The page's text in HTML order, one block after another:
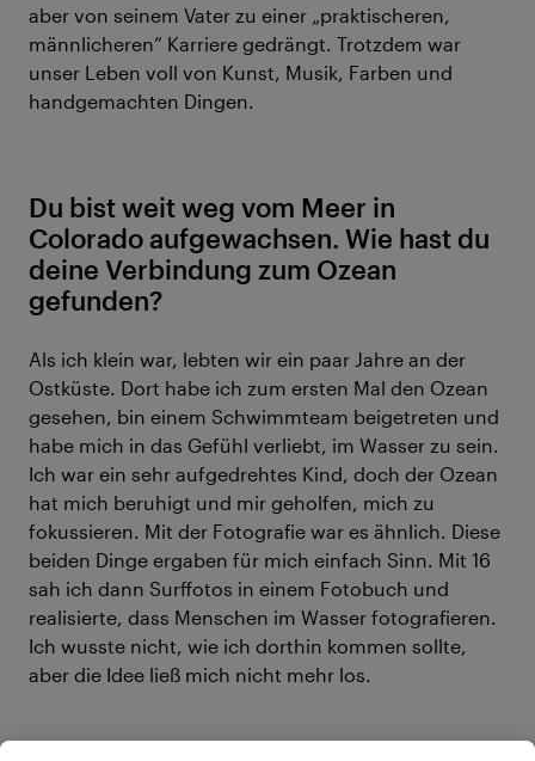
aber von seinem Vater zu einer „praktischeren,
männlicheren” Karriere gedrängt. Trotzdem war
unser Leben voll von Kunst, Musik, Farben und
handgemachten Dingen.
Du bist weit weg vom Meer in
Colorado aufgewachsen. Wie hast du
deine Verbindung zum Ozean
gefunden?
Als ich klein war, lebten wir ein paar Jahre an der
Ostküste. Dort habe ich zum ersten Mal den Ozean
gesehen, bin einem Schwimmteam beigetreten und
habe mich in das Gefühl verliebt, im Wasser zu sein.
Ich war ein sehr aufgedrehtes Kind, doch der Ozean
hat mich beruhigt und mir geholfen, mich zu
fokussieren. Mit der Fotografie war es ähnlich. Diese
beiden Dinge ergaben für mich einfach Sinn. Mit 16
sah ich dann Surffotos in einem Fotobuch und
realisierte, dass Menschen im Wasser fotografieren.
Ich wusste nicht, wie ich dorthin kommen sollte,
aber die Idee ließ mich nicht mehr los.